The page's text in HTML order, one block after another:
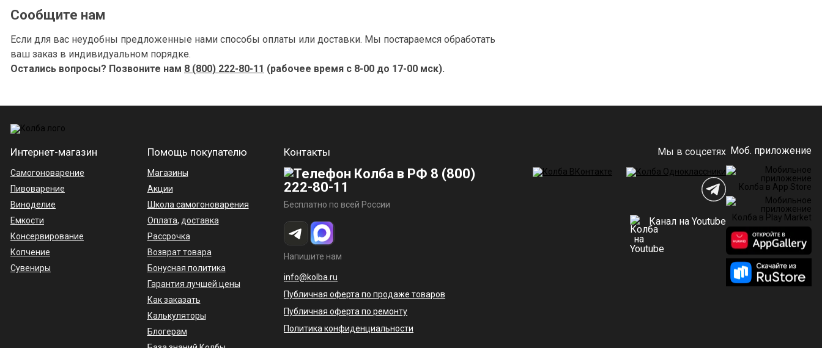
Сообщите нам
Если для вас неудобны предложенные нами способы оплаты или доставки. Мы постараемся обработать
ваш заказ в индивидуальном порядке.
Остались вопросы? Позвоните нам 8 (800) 222-80-11 (рабочее время с 8-00 до 17-00 мск).
Интернет-магазин
Самогоноварение
Пивоварение
Виноделие
Емкости
Консервирование
Копчение
Сувениры
Помощь покупателю
Магазины
Акции
Школа самогоноварения
Оплата, доставка
Рассрочка
Возврат товара
Бонусная политика
Гарантия лучшей цены
Как заказать
Калькуляторы
Блогерам
Контакты
8 (800)
222-80-11
Бесплатно по всей России
Напишите нам
info@kolba.ru
Публичная оферта по продаже товаров
Публичная оферта по ремонту
Политика конфиденциальности
Мы в соцсетях
Канал на Youtube
Моб. приложение